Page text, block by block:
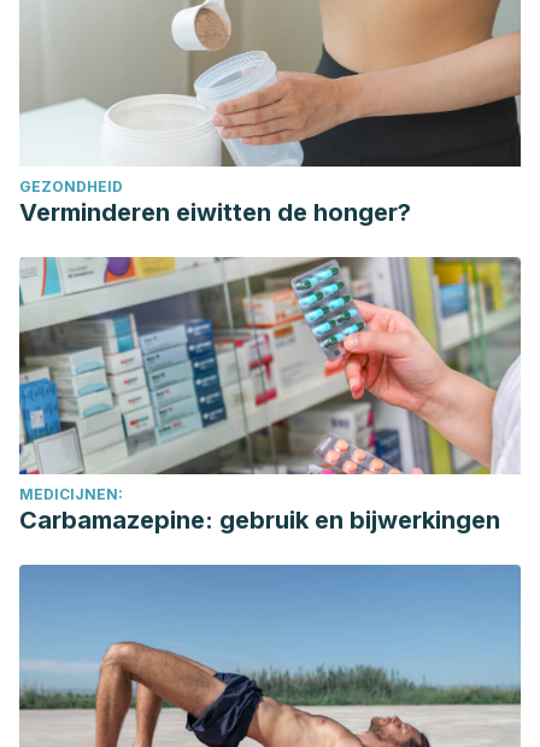
897X2011000400012&lng=es.
GEZONDHEID
Verminderen eiwitten de honger?
MEDICIJNEN:
Carbamazepine: gebruik en bijwerkingen